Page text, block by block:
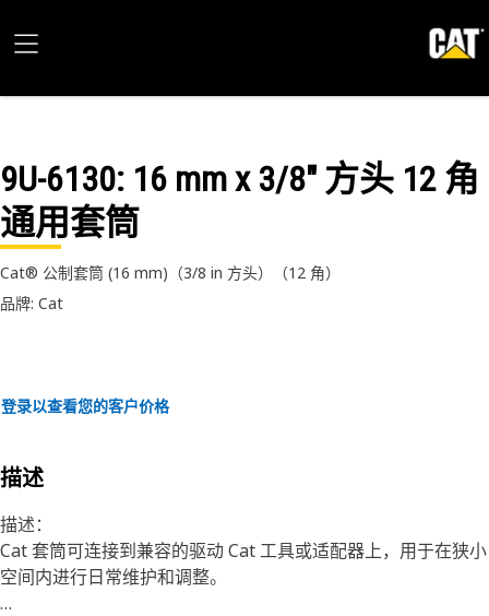
9U-6130: 16 mm x 3/8" 方头 12 角
通用套筒
Cat® 公制套筒 (16 mm)（3/8 in 方头）（12 角）
品牌: Cat
登录以查看您的客户价格
描述
描述：
Cat 套筒可连接到兼容的驱动 Cat 工具或适配器上，用于在狭小
空间内进行日常维护和调整。